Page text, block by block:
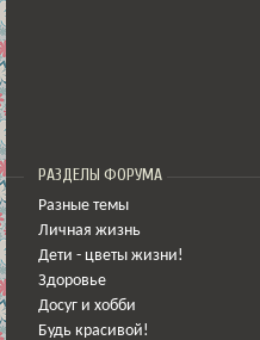
РАЗДЕЛЫ ФОРУМА
Разные темы
Личная жизнь
Дети - цветы жизни!
Здоровье
Досуг и хобби
Будь красивой!